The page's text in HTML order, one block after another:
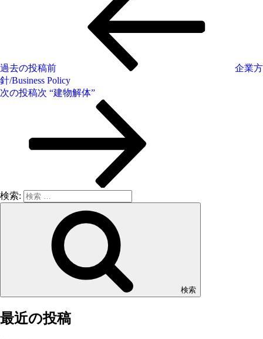
過去の投稿前
企業方
針/Business Policy
次の投稿次 “建物解体”
検索:
検索
最近の投稿